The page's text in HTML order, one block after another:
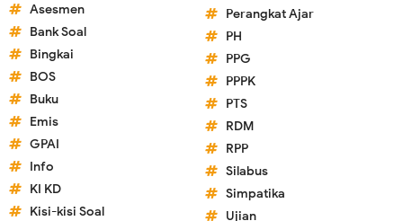
Asesmen
Bank Soal
Bingkai
BOS
Buku
Emis
GPAI
Info
KI KD
Kisi-kisi Soal
Perangkat Ajar
PH
PPG
PPPK
PTS
RDM
RPP
Silabus
Simpatika
Ujian